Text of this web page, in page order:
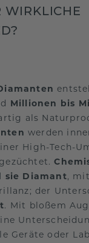
WIRKLICHE
Millionen bis
als
werden
High-Tech-
sie Diamant,
der
. Mit bloßem
Geräte oder